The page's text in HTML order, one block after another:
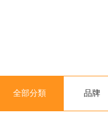
全部分類 品牌